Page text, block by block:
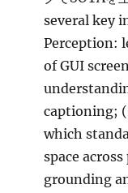
several key
Perception:
of GUI
captioning;
which
space
grounding